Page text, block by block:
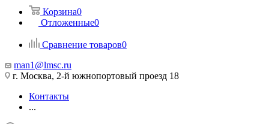
Корзина0
Отложенные0
Сравнение товаров0
man1@lmsc.ru
г. Москва, 2-й южнопортовый проезд 18
Контакты
...